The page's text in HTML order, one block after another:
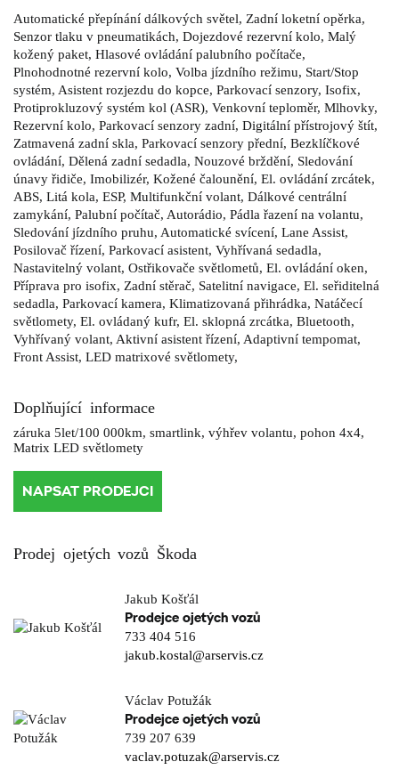
Automatické přepínání dálkových světel, Zadní loketní opěrka,
Senzor tlaku v pneumatikách, Dojezdové rezervní kolo, Malý
kožený paket, Hlasové ovládání palubního počítače,
Plnohodnotné rezervní kolo, Volba jízdního režimu, Start/Stop
systém, Asistent rozjezdu do kopce, Parkovací senzory, Isofix,
Protiprokluzový systém kol (ASR), Venkovní teploměr, Mlhovky,
Rezervní kolo, Parkovací senzory zadní, Digitální přístrojový štít,
Zatmavená zadní skla, Parkovací senzory přední, Bezklíčkové
ovládání, Dělená zadní sedadla, Nouzové brždění, Sledování
únavy řidiče, Imobilizér, Kožené čalounění, El. ovládání zrcátek,
ABS, Litá kola, ESP, Multifunkční volant, Dálkové centrální
zamykání, Palubní počítač, Autorádio, Pádla řazení na volantu,
Sledování jízdního pruhu, Automatické svícení, Lane Assist,
Posilovač řízení, Parkovací asistent, Vyhřívaná sedadla,
Nastavitelný volant, Ostřikovače světlometů, El. ovládání oken,
Příprava pro isofix, Zadní stěrač, Satelitní navigace, El. seřiditelná
sedadla, Parkovací kamera, Klimatizovaná přihrádka, Natáčecí
světlomety, El. ovládaný kufr, El. sklopná zrcátka, Bluetooth,
Vyhřívaný volant, Aktivní asistent řízení, Adaptivní tempomat,
Front Assist, LED matrixové světlomety,
Doplňující informace
záruka 5let/100 000km, smartlink, výhřev volantu, pohon 4x4,
Matrix LED světlomety
NAPSAT PRODEJCI
Prodej ojetých vozů Škoda
Jakub Košťál
Prodejce ojetých vozů
733 404 516
jakub.kostal@arservis.cz
Václav Potužák
Prodejce ojetých vozů
739 207 639
vaclav.potuzak@arservis.cz